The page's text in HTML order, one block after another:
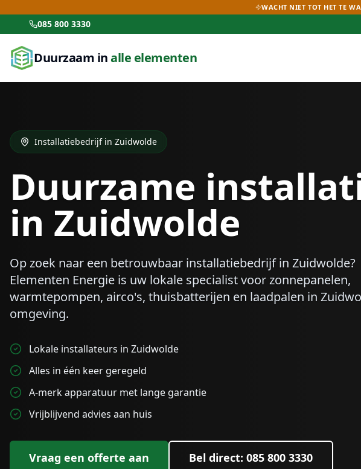
WACHT NIET TOT HET TE
085 800 3330
Duurzaam inalle elementen
Installatiebedrijf in Zuidwolde
Duurzame
in Zuidwolde
Op zoek naar een betrouwbaar installatiebedrijf in Zuidwolde?
Elementen Energie is uw lokale specialist voor zonnepanelen,
warmtepompen, airco's, thuisbatterijen en laadpalen in
omgeving.
Lokale installateurs in Zuidwolde
Alles in één keer geregeld
A-merk apparatuur met lange garantie
Vrijblijvend advies aan huis
Vraag een offerte aan Bel direct: 085 800 3330